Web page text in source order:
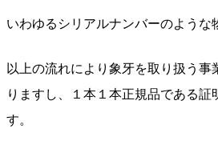
いわゆるシリアルナンバーのような
以上の流れにより象牙を取り扱う事
りますし、１本１本正規品である証
す。